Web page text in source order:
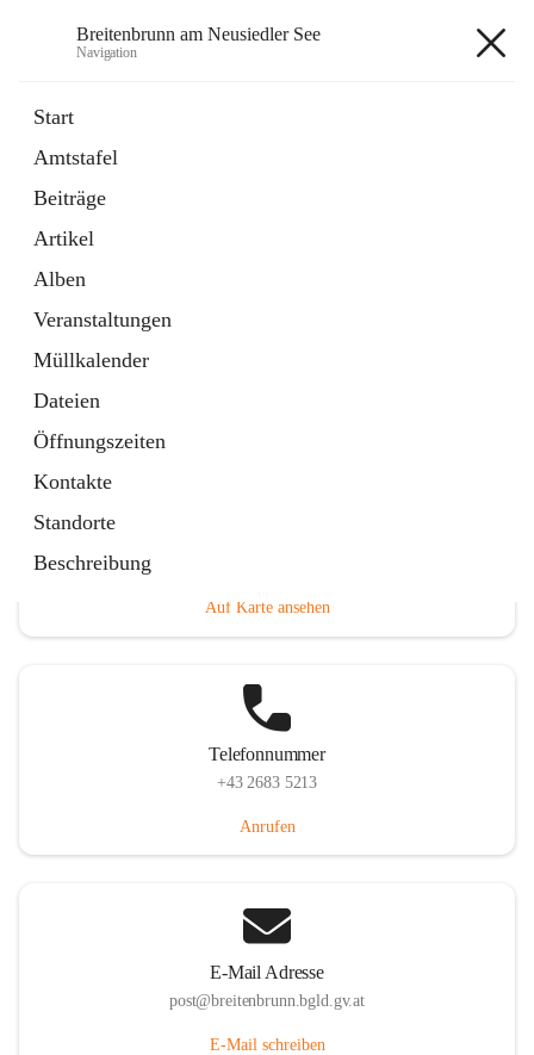
Breitenbrunn am Neusiedler See
Navigation
Start
Amtstafel
Beiträge
Artikel
Alben
Veranstaltungen
Müllkalender
Dateien
Öffnungszeiten
Kontakte
Standorte
Beschreibung
18 Schnellzugriffe
Gemeindeservice
Auf Karte ansehen
Telefonnummer
+43 2683 5213
Anrufen
E-Mail Adresse
post@breitenbrunn.bgld.gv.at
E-Mail schreiben